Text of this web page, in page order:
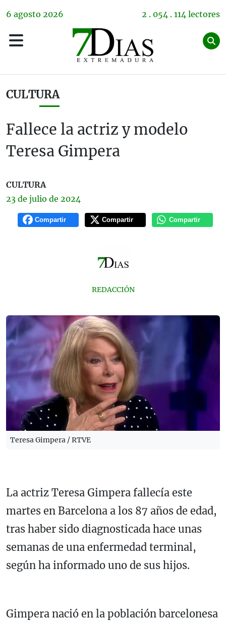
6 agosto 2026 2 . 054 . 114 lectores
CULTURA
Fallece la actriz y modelo
Teresa Gimpera
CULTURA
23 de julio de 2024
Compartir Compartir Compartir
REDACCIÓN
Teresa Gimpera / RTVE
La actriz Teresa Gimpera fallecía este
martes en Barcelona a los 87 años de edad,
tras haber sido diagnosticada hace unas
semanas de una enfermedad terminal,
según ha informado uno de sus hijos.
Gimpera nació en la población barcelonesa